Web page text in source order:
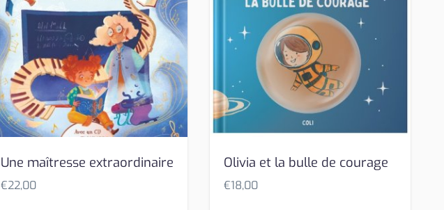
Une maîtresse extraordinaire
€22,00
Olivia et la bulle de courage
€18,00